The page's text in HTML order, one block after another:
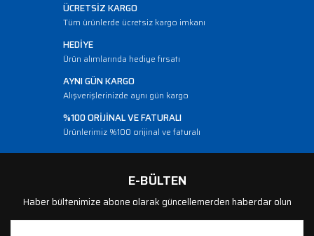
ÜCRETSİZ KARGO
Tüm ürünlerde ücretsiz kargo imkanı
HEDİYE
Ürün alımlarında hediye fırsatı
AYNI GÜN KARGO
Alışverişlerinizde aynı gün kargo
%100 ORİJİNAL VE FATURALI
Ürünlerimiz %100 orijinal ve faturalı
E-BÜLTEN
Haber bültenimize abone olarak güncellemerden haberdar olun